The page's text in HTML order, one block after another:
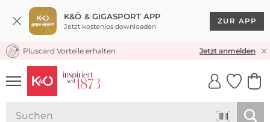
K&Ö & GIGASPORT APP
Jetzt kostenlos downloaden
ZUR APP
KOSTENLOSER VERSAND* & RÜCKVERSAND
Pluscard Vorteile erhalten Jetzt anmelden
UNSERE APP
CLICK &